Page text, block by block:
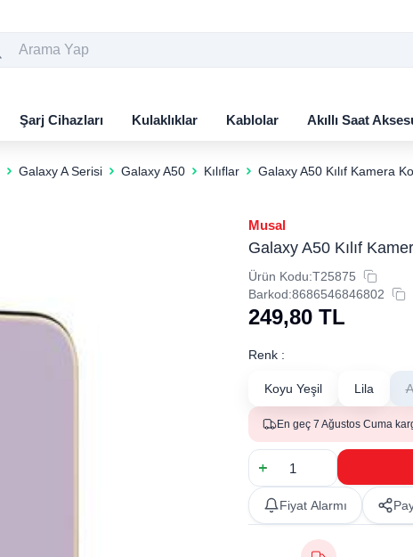
Şarj Cihazları Kulaklıklar Kablolar Akıllı Saat
Galaxy A Serisi Galaxy A50 Kılıflar Galaxy A50 Kılıf Kamera
Musal
Galaxy A50 Kılıf
Ürün Kodu:T25875
Barkod:8686546846802
249,80 TL
Renk :
Koyu Yeşil Lila
En geç 7 Ağustos Cuma
Fiyat Alarmı